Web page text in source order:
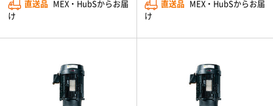
直送品 MEX ・ HubSからお届
け
直送品 MEX ・ HubSからお届
け